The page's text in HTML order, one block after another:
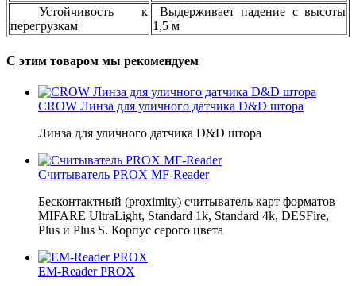
Устойчивость к
перегрузкам
Выдерживает падение с высоты
1,5 м
С этим товаром мы рекомендуем
CROW Линза для уличного датчика D&D штора
Линза для уличного датчика D&D штора
Считыватель PROX MF-Reader
Бесконтактный (proximity) считыватель карт форматов
MIFARE UltraLight, Standard 1k, Standard 4k, DESFire,
Plus и Plus S. Корпус серого цвета
EM-Reader PROX